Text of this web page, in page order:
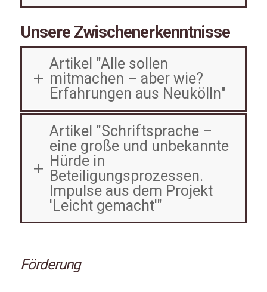
Unsere Zwischenerkenntnisse
Artikel "Alle sollen
mitmachen – aber wie?
Erfahrungen aus Neukölln"
Artikel "Schriftsprache –
eine große und unbekannte
Hürde in
Beteiligungsprozessen.
Impulse aus dem Projekt
'Leicht gemacht'"
Förderung